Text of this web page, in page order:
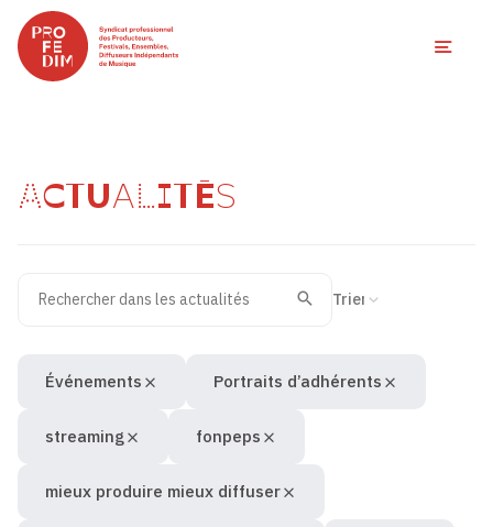
ACTUALITÉS
Recherche
Valider
Événements Portraits d’adhérents
streaming fonpeps
mieux produire mieux diffuser